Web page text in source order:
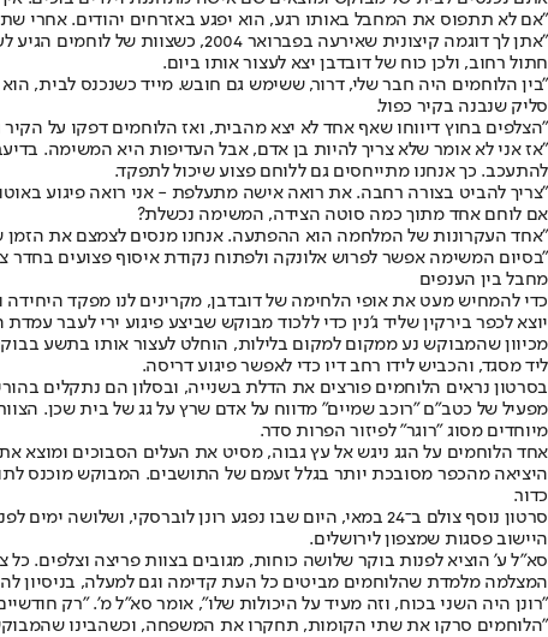
"אם לא תתפוס את המחבל באותו רגע, הוא יפגע באזרחים יהודים. אחרי
"אתן לך דוגמה קיצונית שאירעה
חתול רחוב, ולכן כוח של דובדבן יצא לעצור אותו ביום.
"בין הלוחמים היה חבר שלי, דרור, ששימש גם חובש. מייד כשנכנס לבית,
סליק שנבנה בקיר כפול.
"הצלפים בחוץ דיווחו שאף אחד לא יצא מהבית, ואז הלוחמים דפקו על
"אז אני לא אומר שלא צריך להיות בן אדם, אבל העדיפות היא המשימה.
להתעכב. כך אנחנו מתייחסים גם ללוחם פצוע שיכול לתפקד.
"צריך להביט בצורה רחבה. את רואה אישה מתעלפת - אני רואה פיגוע
אם לוחם אחד מתוך כמה סוטה הצידה, המשימה נכשלת?
"אחד העקרונות של המלחמה הוא ההפתעה. אנחנו מנסים לצמצם את הזמן
"בסיום המשימה אפשר לפרוש אלונקה ולפתוח נקודת איסוף פצועים בחדר
מחבל בין הענפים
כדי להמחיש מעט את אופי הלחימה של דובדבן, מקרינים לנו מפקד
יוצא לכפר בירקין שליד ג'נין כדי ללכוד מבוקש שביצע פיגוע ירי לעבר
מכיוון שהמבוקש נע ממקום למקום בלילות, הוחלט לעצור אותו בתשע
ליד מסגד, והכביש לידו רחב דיו כדי לאפשר פיגוע דריסה.
בסרטון נראים הלוחמים פורצים את הדלת בשנייה, ובסלון הם נתקלים
מפעיל של כטב"ם "רוכב שמיים" מדווח על אדם שרץ על גג של בית שכן.
מיוחדים מסוג "רוגר" לפיזור הפרות סדר.
אחד הלוחמים על הגג ניגש אל עץ גבוה, מסיט את העלים הסבוכים ומוצא
היציאה מהכפר מסובכת יותר בגלל זעמם של התושבים. המבוקש מוכנס
כדור.
סרטון נוסף צולם ב־24 במאי, היום שבו נפגע רונן
היישוב פסגות שמצפון לירושלים.
סא"ל ע' הוציא לפנות בוקר שלושה כוחות, מגובים בצוות פריצה וצלפים. כל
המצלמה מלמדת שהלוחמים מביטים כל העת קדימה וגם למעלה, בניסיון
"רונן היה השני בכוח, וזה מעיד על היכולות שלו", אומר סא"ל מ'. "רק
"הלוחמים סרקו את שתי הקומות, תחקרו את המשפחה, וכשהבינו שהמבוקש